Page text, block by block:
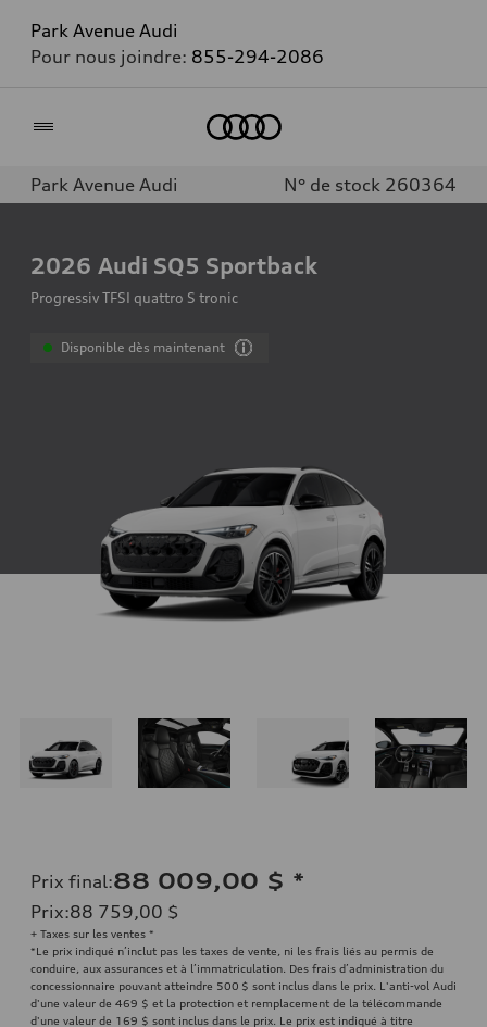
Park Avenue Audi
Pour nous joindre: 855-294-2086
Park Avenue Audi N° de stock 260364
2026 Audi SQ5 Sportback
Progressiv TFSI quattro S tronic
Disponible dès maintenant
Prix final:88 009,00 $ *
Prix:88 759,00 $
+ Taxes sur les ventes *
*Le prix indiqué n’inclut pas les taxes de vente, ni les frais liés au permis de
conduire, aux assurances et à l’immatriculation. Des frais d’administration du
concessionnaire pouvant atteindre 500 $ sont inclus dans le prix. L'anti-vol Audi
d'une valeur de 469 $ et la protection et remplacement de la télécommande
d'une valeur de 169 $ sont inclus dans le prix. Le prix est indiqué à titre